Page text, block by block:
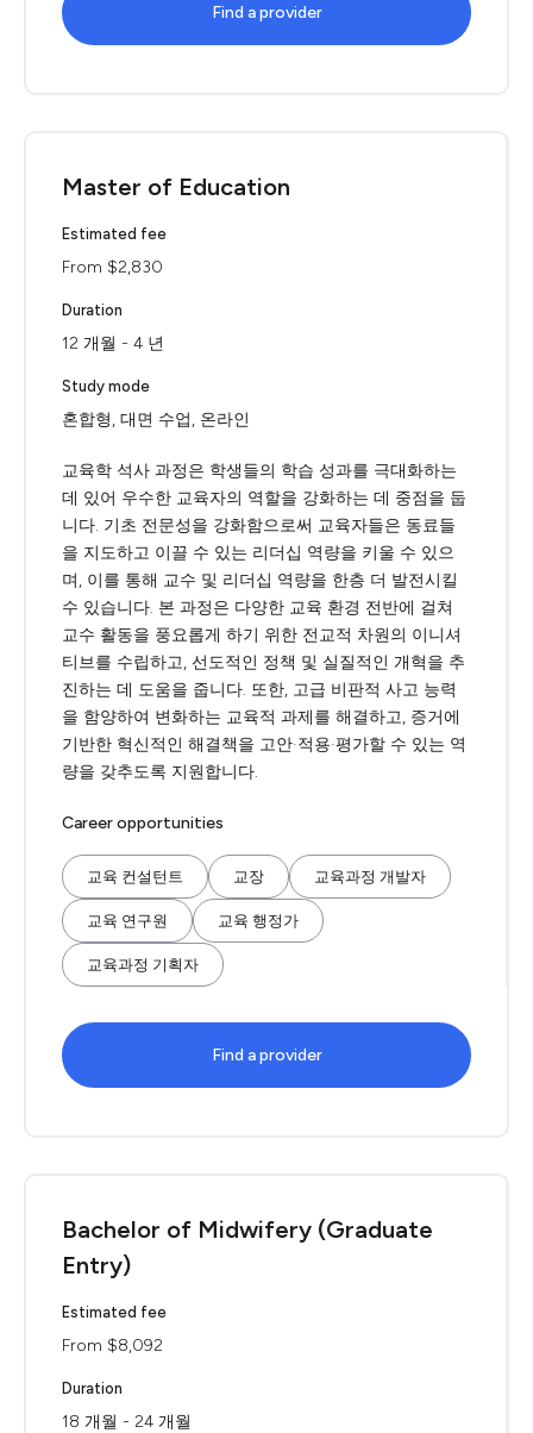
Find a provider
Master of Education
Estimated fee
From $2,830
Duration
12 개월 - 4 년
Study mode
혼합형, 대면 수업, 온라인
교육학 석사 과정은 학생들의 학습 성과를 극대화하는
데 있어 우수한 교육자의 역할을 강화하는 데 중점을 둡
니다. 기초 전문성을 강화함으로써 교육자들은 동료들
을 지도하고 이끌 수 있는 리더십 역량을 키울 수 있으
며, 이를 통해 교수 및 리더십 역량을 한층 더 발전시킬
수 있습니다. 본 과정은 다양한 교육 환경 전반에 걸쳐
교수 활동을 풍요롭게 하기 위한 전교적 차원의 이니셔
티브를 수립하고, 선도적인 정책 및 실질적인 개혁을 추
진하는 데 도움을 줍니다. 또한, 고급 비판적 사고 능력
을 함양하여 변화하는 교육적 과제를 해결하고, 증거에
기반한 혁신적인 해결책을 고안·적용·평가할 수 있는 역
량을 갖추도록 지원합니다.
Career opportunities
교육 컨설턴트 교장 교육과정 개발자
교육 연구원 교육 행정가
교육과정 기획자
Find a provider
Bachelor of Midwifery (Graduate
Entry)
Estimated fee
From $8,092
Duration
18 개월 - 24 개월